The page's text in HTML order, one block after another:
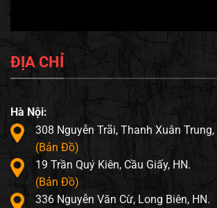
ĐỊA CHỈ
Hà Nội:
308 Nguyễn Trãi, Thanh Xuân Trung,
(Bản Đồ)
19 Trần Quý Kiên, Cầu Giấy, HN.
(Bản Đồ)
336 Nguyễn Văn Cừ, Long Biên, HN.